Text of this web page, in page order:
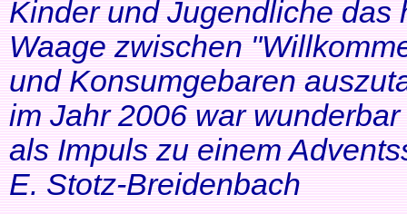
Kinder und Jugendliche das
Waage zwischen
und Konsumgebaren
im Jahr 2006 war
als Impuls zu einem
E. Stotz-Breidenbach